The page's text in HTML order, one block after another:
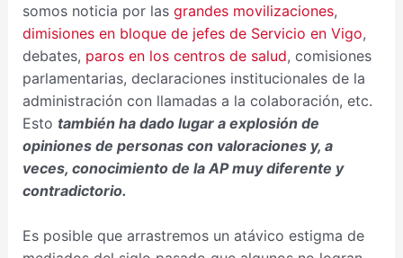
somos noticia por las grandes movilizaciones,
dimisiones en bloque de jefes de Servicio en Vigo,
debates, paros en los centros de salud, comisiones
parlamentarias, declaraciones institucionales de la
administración con llamadas a la colaboración, etc.
Esto también ha dado lugar a explosión de
opiniones de personas con valoraciones y, a
veces, conocimiento de la AP muy diferente y
contradictorio.
Es posible que arrastremos un atávico estigma de